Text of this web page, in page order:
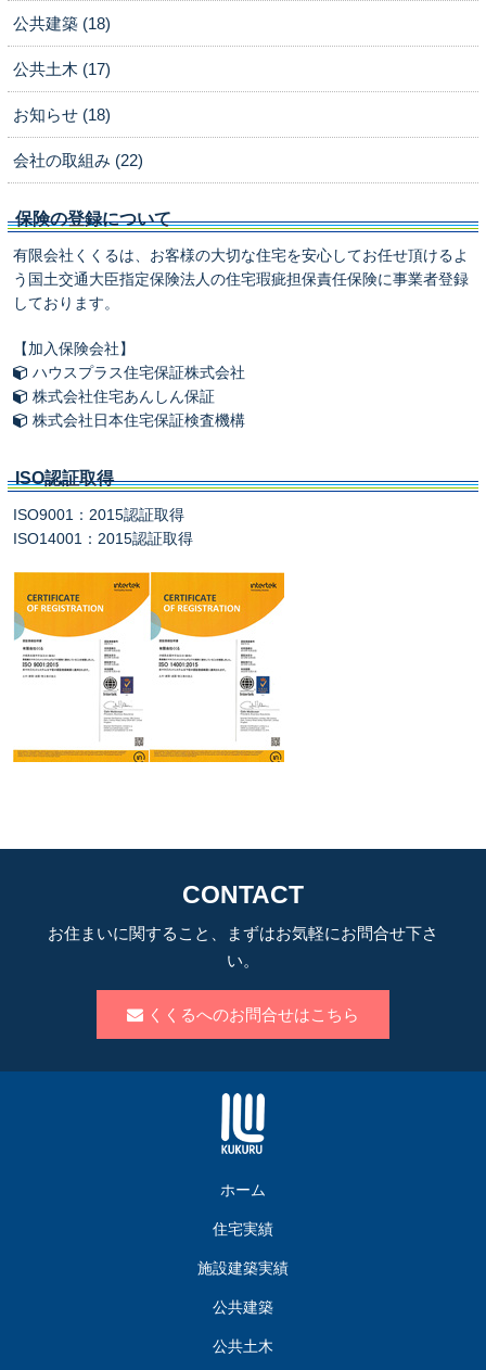
公共建築 (18)
公共土木 (17)
お知らせ (18)
会社の取組み (22)
保険の登録について
有限会社くくるは、お客様の大切な住宅を安心してお任せ頂けるよ
う国土交通大臣指定保険法人の住宅瑕疵担保責任保険に事業者登録
しております。
【加入保険会社】
ハウスプラス住宅保証株式会社
株式会社住宅あんしん保証
株式会社日本住宅保証検査機構
ISO認証取得
ISO9001：2015認証取得
ISO14001：2015認証取得
CONTACT
お住まいに関すること、まずはお気軽にお問合せ下さ
い。
くくるへのお問合せはこちら
ホーム
住宅実績
施設建築実績
公共建築
公共土木